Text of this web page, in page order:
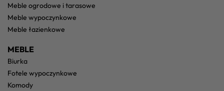
meble ogrodowe i tarasowe
meble wypoczynkowe
meble łazienkowe
MEBLE
biurka
fotele wypoczynkowe
komody